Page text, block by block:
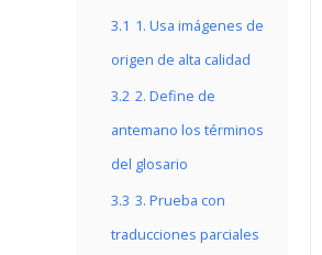
3.1 1. Usa imágenes de
origen de alta calidad
3.2 2. Define de
antemano los términos
del glosario
3.3 3. Prueba con
traducciones parciales